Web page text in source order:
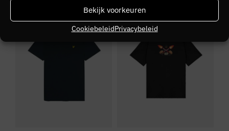
Bekijk voorkeuren
CookiebeleidPrivacybeleid
NIEUW